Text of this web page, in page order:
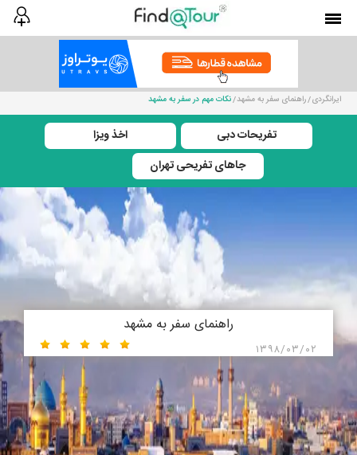
ایرانگردی راهنمای سفر به مشهد نکات مهم در سفر به مشهد
تفریحات دبی
اخذ ویزا
جاهای تفریحی تهران
راهنمای سفر به مشهد
۱۳۹۸/۰۳/۰۲
شهر مشهد پایتخت معنوی ایران است که در تمام ایام سال میزبان زائران و
گردشگرانی می باشد کهتورهای مشهدرا تهیه می‌کنند تا علاوه بر زیارت